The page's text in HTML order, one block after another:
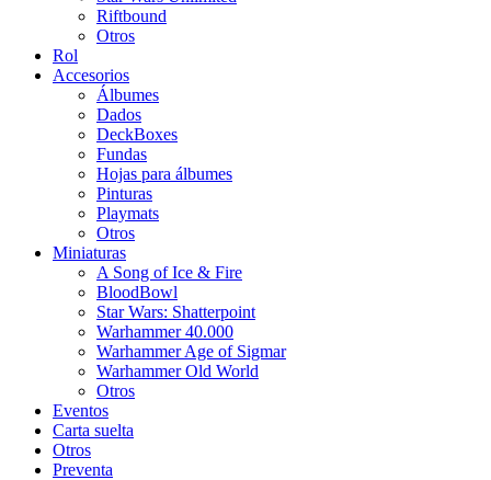
Riftbound
Otros
Rol
Accesorios
Álbumes
Dados
DeckBoxes
Fundas
Hojas para álbumes
Pinturas
Playmats
Otros
Miniaturas
A Song of Ice & Fire
BloodBowl
Star Wars: Shatterpoint
Warhammer 40.000
Warhammer Age of Sigmar
Warhammer Old World
Otros
Eventos
Carta suelta
Otros
Preventa